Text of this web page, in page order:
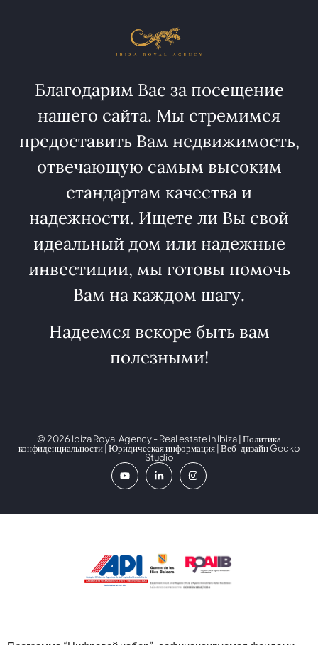
Благодарим Вас за посещение
нашего сайта. Мы стремимся
предоставить Вам недвижимость,
отвечающую самым высоким
стандартам качества и
надежности. Ищете ли Вы свой
идеальный дом или надежные
инвестиции, мы готовы помочь
Вам на каждом шагу.
Надеемся вскоре быть вам
полезными!
© 2026 Ibiza Royal Agency - Real estate in Ibiza | Политика
конфиденциальности|Юридическая информация| Веб-дизайнGecko
Studio